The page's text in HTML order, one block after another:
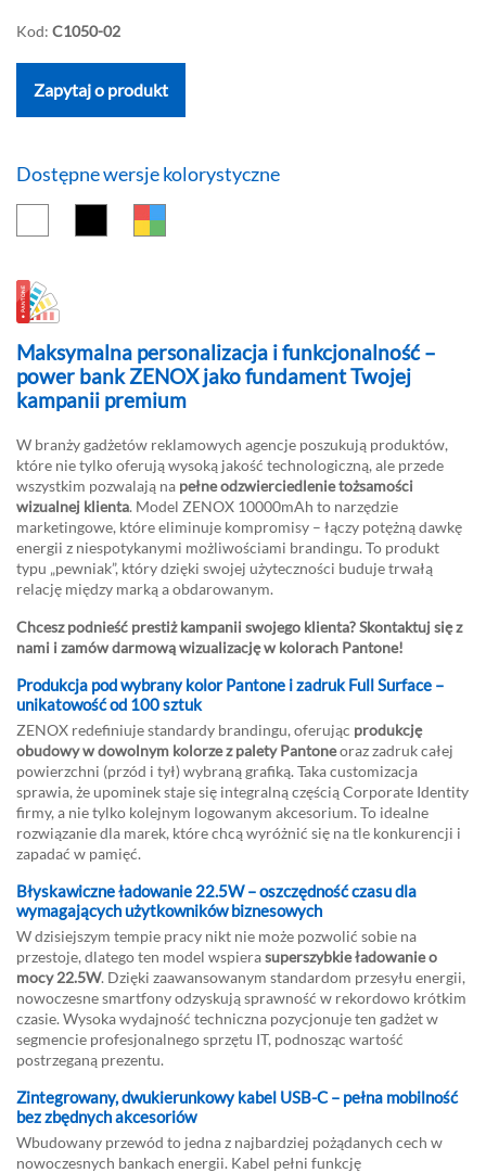
Kod: C1050-02
Zapytaj o produkt
Dostępne wersje kolorystyczne
Maksymalna personalizacja i funkcjonalność –
power bank ZENOX jako fundament Twojej
kampanii premium
W branży gadżetów reklamowych agencje poszukują produktów,
które nie tylko oferują wysoką jakość technologiczną, ale przede
wszystkim pozwalają na pełne odzwierciedlenie tożsamości
wizualnej klienta. Model ZENOX 10000mAh to narzędzie
marketingowe, które eliminuje kompromisy – łączy potężną dawkę
energii z niespotykanymi możliwościami brandingu. To produkt
typu „pewniak”, który dzięki swojej użyteczności buduje trwałą
relację między marką a obdarowanym.
Chcesz podnieść prestiż kampanii swojego klienta? Skontaktuj się z
nami i zamów darmową wizualizację w kolorach Pantone!
Produkcja pod wybrany kolor Pantone i zadruk Full Surface –
unikatowość od 100 sztuk
ZENOX redefiniuje standardy brandingu, oferując produkcję
obudowy w dowolnym kolorze z palety Pantoneoraz zadruk całej
powierzchni (przód i tył) wybraną grafiką. Taka customizacja
sprawia, że upominek staje się integralną częścią Corporate Identity
firmy, a nie tylko kolejnym logowanym akcesorium. To idealne
rozwiązanie dla marek, które chcą wyróżnić się na tle konkurencji i
zapadać w pamięć.
Błyskawiczne ładowanie 22.5W – oszczędność czasu dla
wymagających użytkowników biznesowych
W dzisiejszym tempie pracy nikt nie może pozwolić sobie na
przestoje, dlatego ten model wspierasuperszybkie ładowanie o
mocy 22.5W. Dzięki zaawansowanym standardom przesyłu energii,
nowoczesne smartfony odzyskują sprawność w rekordowo krótkim
czasie. Wysoka wydajność techniczna pozycjonuje ten gadżet w
segmencie profesjonalnego sprzętu IT, podnosząc wartość
postrzeganą prezentu.
Zintegrowany, dwukierunkowy kabel USB-C – pełna mobilność
bez zbędnych akcesoriów
Wbudowany przewód to jedna z najbardziej pożądanych cech w
nowoczesnych bankach energii. Kabel pełni funkcję